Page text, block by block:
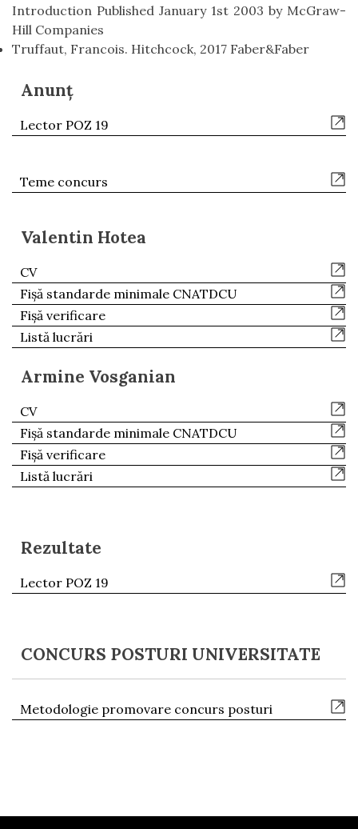
Introduction Published January 1st 2003 by McGraw-
Hill Companies
Truffaut, Francois. Hitchcock, 2017 Faber&Faber
Anunț
Lector POZ 19
Teme concurs
Valentin Hotea
CV
Fișă standarde minimale CNATDCU
Fișă verificare
Listă lucrări
Armine Vosganian
CV
Fișă standarde minimale CNATDCU
Fișă verificare
Listă lucrări
Rezultate
Lector POZ 19
CONCURS POSTURI UNIVERSITATE
Metodologie promovare concurs posturi